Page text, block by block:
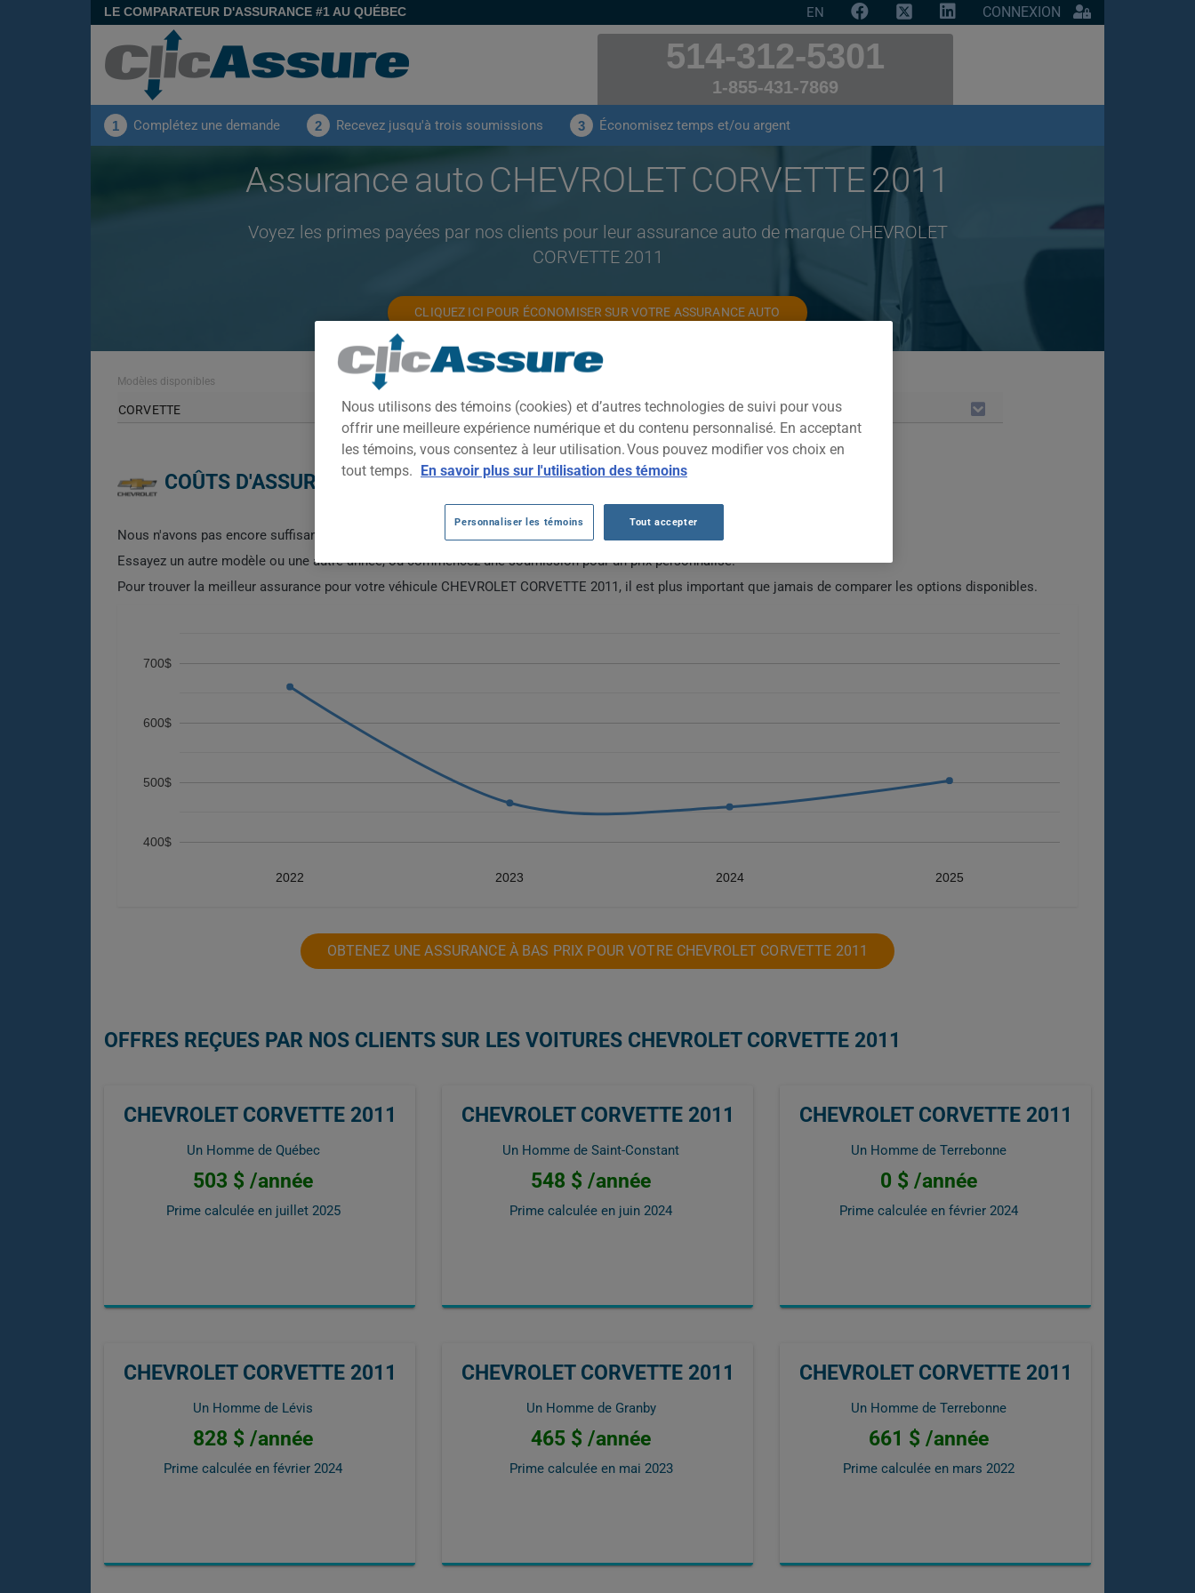
LE COMPARATEUR D'ASSURANCE #1 AU QUÉBEC EN CONNEXION
514-312-5301
1-855-431-7869
1 Complétez une demande 2 Recevez jusqu'à trois soumissions 3 Économisez temps et/ou argent
Assurance auto CHEVROLET CORVETTE 2011
Voyez les primes payées par nos clients pour leur assurance auto de marque CHEVROLET
CORVETTE 2011
CLIQUEZ ICI POUR ÉCONOMISER SUR VOTRE ASSURANCE AUTO
Modèles disponibles
CORVETTE 2011 TOUTES LES VILLES
COÛTS D'ASSURANCE AUTO CHEVROLET CORVETTE 2011 DEPUIS 2022.
Nous n'avons pas encore suffisamment de données d'assurance auto pour ce véhicule.
Essayez un autre modèle ou une autre année, ou commencez une soumission pour un prix personnalisé.
Pour trouver la meilleur assurance pour votre véhicule CHEVROLET CORVETTE 2011, il est plus important que jamais de comparer les options disponibles.
2022 2023 2024 2025
400$
500$
600$
700$
OBTENEZ UNE ASSURANCE À BAS PRIX POUR VOTRE CHEVROLET CORVETTE 2011
OFFRES REÇUES PAR NOS CLIENTS SUR LES VOITURES CHEVROLET CORVETTE 2011
CHEVROLET CORVETTE 2011
Un Homme de Québec
503 $ /année
Prime calculée en juillet 2025
CHEVROLET CORVETTE 2011
Un Homme de Saint-Constant
548 $ /année
Prime calculée en juin 2024
CHEVROLET CORVETTE 2011
Un Homme de Terrebonne
0 $ /année
Prime calculée en février 2024
CHEVROLET CORVETTE 2011
Un Homme de Lévis
828 $ /année
Prime calculée en février 2024
CHEVROLET CORVETTE 2011
Un Homme de Granby
465 $ /année
Prime calculée en mai 2023
CHEVROLET CORVETTE 2011
Un Homme de Terrebonne
661 $ /année
Prime calculée en mars 2022
Nous utilisons des témoins (cookies) et d’autres technologies de suivi pour vous
offrir une meilleure expérience numérique et du contenu personnalisé. En acceptant
les témoins, vous consentez à leur utilisation. Vous pouvez modifier vos choix en
tout temps. En savoir plus sur l'utilisation des témoins
Personnaliser les témoins Tout accepter